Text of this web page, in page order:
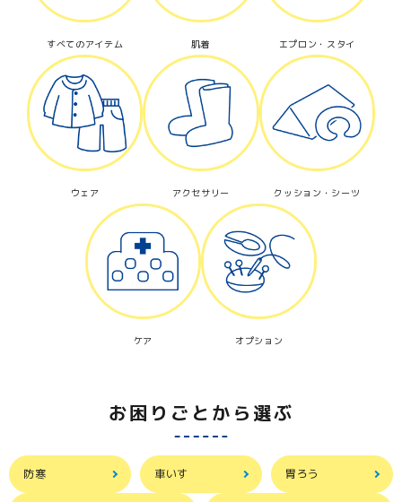
検索する
すべてのアイテム 肌着 エプロン・スタイ
ウェア アクセサリー クッション・シーツ
ケア オプション
お困りごとから選ぶ
防寒 車いす 胃ろう